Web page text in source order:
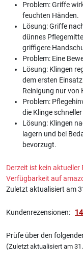
Problem: Griffe
feuchten Händen.
Lösung: Griffe
dünnes
griffigere
Problem: Eine
Lösung: Klingen
dem ersten
Reinigung nur von
Problem:
die Klinge
Lösung: Klingen
lagern und bei
bevorzugt.
Derzeit ist kein
Verfügbarkeit auf
Zuletzt aktualisiert am
Kundenrezensionen:
Prüfe über den
(Zuletzt aktualisiert am